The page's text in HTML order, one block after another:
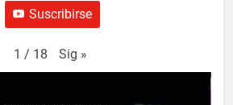
Suscribirse
1 / 18 Sig »